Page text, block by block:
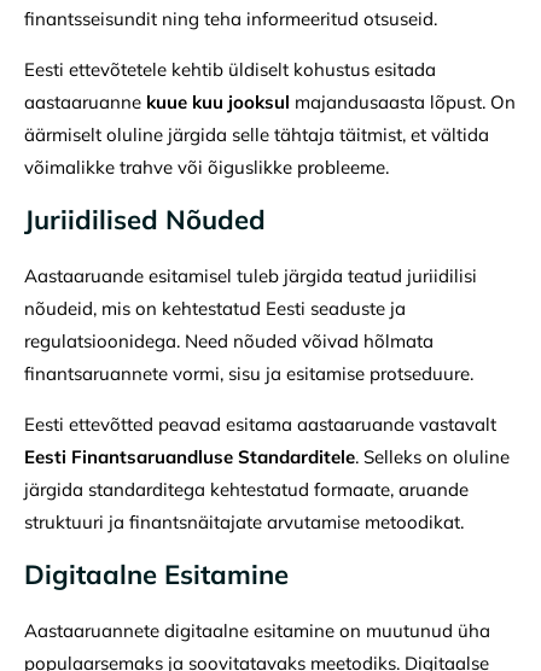
finantsseisundit ning teha informeeritud otsuseid.
Eesti ettevõtetele kehtib üldiselt kohustus esitada
aastaaruanne kuue kuu jooksul majandusaasta lõpust. On
äärmiselt oluline järgida selle tähtaja täitmist, et vältida
võimalikke trahve või õiguslikke probleeme.
Juriidilised Nõuded
Aastaaruande esitamisel tuleb järgida teatud juriidilisi
nõudeid, mis on kehtestatud Eesti seaduste ja
regulatsioonidega. Need nõuded võivad hõlmata
finantsaruannete vormi, sisu ja esitamise protseduure.
Eesti ettevõtted peavad esitama aastaaruande vastavalt
Eesti Finantsaruandluse Standarditele. Selleks on oluline
järgida standarditega kehtestatud formaate, aruande
struktuuri ja finantsnäitajate arvutamise metoodikat.
Digitaalne Esitamine
Aastaaruannete digitaalne esitamine on muutunud üha
populaarsemaks ja soovitatavaks meetodiks. Digitaalse